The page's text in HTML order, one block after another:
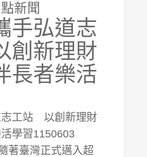
新聞
手弘道志
新理財
長者樂活
志工站 以創新理財
學習1150603
臺灣正式邁入超